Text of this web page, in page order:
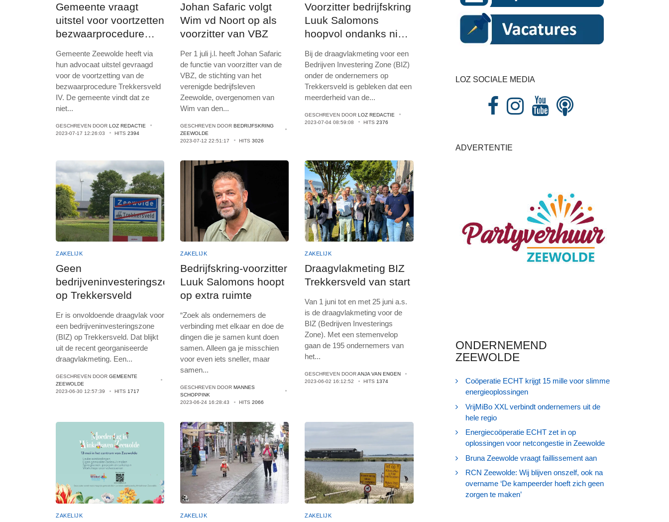
Gemeente vraagt
uitstel voor voortzetten
bezwaarprocedure
Gemeente Zeewolde heeft via
hun advocaat uitstel gevraagd
voor de voortzetting van de
bezwaarprocedure Trekkersveld
IV. De gemeente vindt dat ze
niet...
GESCHREVEN DOOR LOZ REDACTIE
2023-07-17 12:26:03
HITS 2394
Johan Safaric volgt
Wim vd Noort op als
voorzitter van VBZ
Per 1 juli j.l. heeft Johan Safaric
de functie van voorzitter van de
VBZ, de stichting van het
verenigde bedrijfsleven
Zeewolde, overgenomen van
Wim van den...
GESCHREVEN DOORBEDRIJFSKRING
ZEEWOLDE
2023-07-12 22:51:17
HITS3026
Voorzitter bedrijfskring
Luuk Salomons
hoopvol ondanks niet
Trekkersveld
Bij de draagvlakmeting voor een
Bedrijven Investering Zone (BIZ)
onder de ondernemers op
Trekkersveld is gebleken dat een
meerderheid van de...
GESCHREVEN DOORLOZ REDACTIE
2023-07-04 08:59:08
HITS2376
ZAKELIJK
Geen
bedrijveninvesteringszone
op Trekkersveld
Er is onvoldoende draagvlak voor
een bedrijveninvesteringszone
(BIZ) op Trekkersveld. Dat blijkt
uit de recent georganiseerde
draagvlakmeting. Een...
GESCHREVEN DOOR GEMEENTE
ZEEWOLDE
2023-06-30 12:57:39
HITS 1717
ZAKELIJK
Bedrijfskring-voorzitter
Luuk Salomons hoopt
op extra ruimte
“Zoek als ondernemers de
verbinding met elkaar en doe de
dingen die je samen kunt doen
samen. Alleen ga je misschien
voor even iets sneller, maar
samen...
GESCHREVEN DOORMANNES
SCHOPPINK
2023-06-24 16:28:43
HITS2066
ZAKELIJK
Draagvlakmeting BIZ
Trekkersveld van start
Van 1 juni tot en met 25 juni a.s.
is de draagvlakmeting voor de
BIZ (Bedrijven Investerings
Zone). Met een stemenvelop
gaan de 195 ondernemers van
het...
GESCHREVEN DOORANJA VAN ENGEN
2023-06-02 16:12:52
HITS1374
ZAKELIJK ZAKELIJK ZAKELIJK
LOZ SOCIALE MEDIA
ADVERTENTIE
ONDERNEMEND
ZEEWOLDE
Coöperatie ECHT krijgt 15 mille voor slimme
energieoplossingen
VrijMiBo XXL verbindt ondernemers uit de
hele regio
Energiecoöperatie ECHT zet in op
oplossingen voor netcongestie in Zeewolde
Bruna Zeewolde vraagt faillissement aan
RCN Zeewolde: Wij blijven onszelf, ook na
overname ‘De kampeerder hoeft zich geen
zorgen te maken’